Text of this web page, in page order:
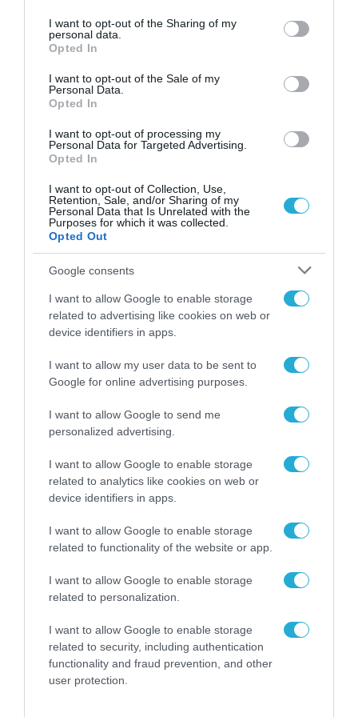
not limited to your visit or usage behaviour. You may click to
grant or deny consent to Google and its third-party tags to
use your data for below specified purposes in below Google
consent section.
I want to opt-out of the Sharing of my
personal data.
Opted In
I want to opt-out of the Sale of my
Personal Data.
Opted In
I want to opt-out of processing my
Personal Data for Targeted Advertising.
Opted In
I want to opt-out of Collection, Use,
Retention, Sale, and/or Sharing of my
Personal Data that Is Unrelated with the
Purposes for which it was collected.
Opted Out
Google consents
I want to allow Google to enable storage
related to advertising like cookies on web or
device identifiers in apps.
I want to allow my user data to be sent to
Google for online advertising purposes.
I want to allow Google to send me
personalized advertising.
I want to allow Google to enable storage
related to analytics like cookies on web or
device identifiers in apps.
I want to allow Google to enable storage
related to functionality of the website or app.
I want to allow Google to enable storage
related to personalization.
I want to allow Google to enable storage
related to security, including authentication
functionality and fraud prevention, and other
user protection.
επιβατών
05.08.2024 | 13:45
Τα ψεύδη περί πρόκλησης των
πληροφορία ότι «ήταν μουσουλμάνος» ο
σφαγέας
Η αλήθεια: Το 80% των εγκληματιών είναι μη γηγενείς
Βρετανοί